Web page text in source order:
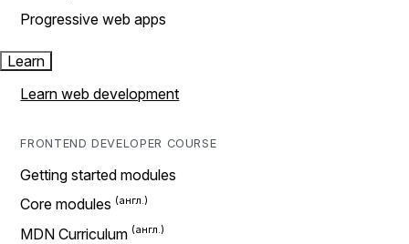
Progressive web apps
Learn
Learn web development
FRONTEND DEVELOPER COURSE
Getting started modules
Core modules
MDN Curriculum